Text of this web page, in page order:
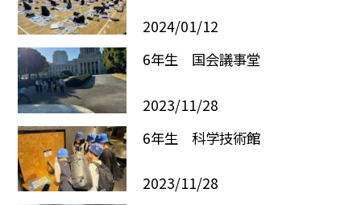
2024/01/12
6年生 国会議事堂
2023/11/28
6年生 科学技術館
2023/11/28